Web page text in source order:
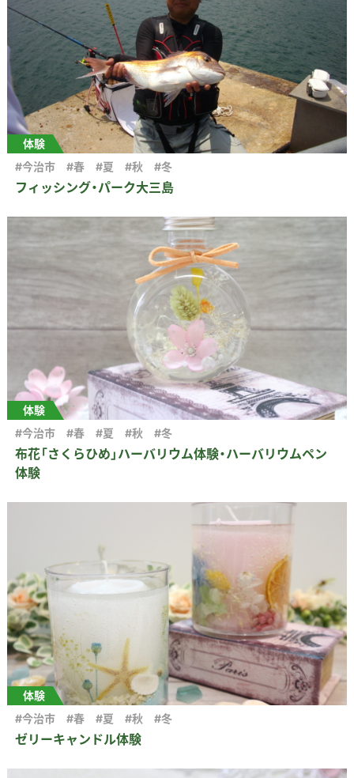
体験
フィッシング・パーク大三島
#今治市 #春 #夏 #秋 #冬
体験
布花「さくらひめ」ハーバリウム体験・ハーバリウムペン
体験
#今治市 #春 #夏 #秋 #冬
体験
ゼリーキャンドル体験
#今治市 #春 #夏 #秋 #冬